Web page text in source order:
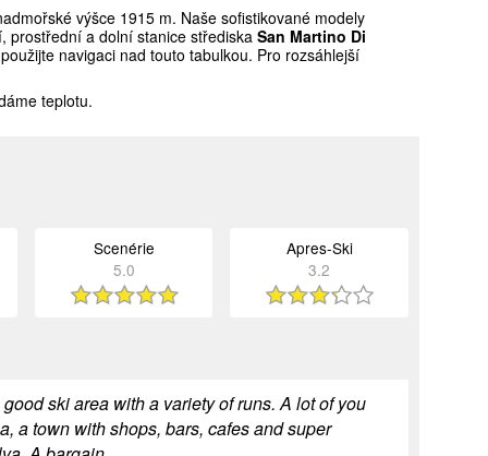
výšce 1915 m. Naše sofistikované modely
prostřední a dolní stanice střediska San Martino Di
navigaci nad touto tabulkou. Pro rozsáhlejší
teplotu.
Scenérie
5.0
Apres-Ski
3.2
ski area with a variety of runs. A lot of you
a town with shops, bars, cafes and super